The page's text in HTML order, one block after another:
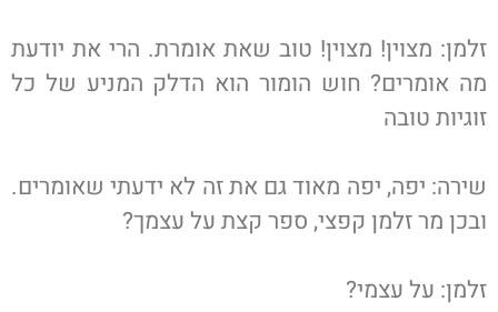
זלמן: מצוין! מצוין! טוב שאת אומרת. הרי את יודעת
מה אומרים? חוש הומור הוא הדלק המניע של כל
זוגיות טובה
שירה: יפה, יפה מאוד גם את זה לא ידעתי שאומרים.
ובכן מר זלמן קפצי, ספר קצת על עצמך?
זלמן: על עצמי?